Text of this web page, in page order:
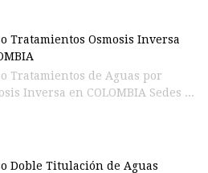
Tratamientos Osmosis Inversa
Tratamientos de Aguas por
Inversa en COLOMBIA Sedes ...
Doble Titulación de Aguas